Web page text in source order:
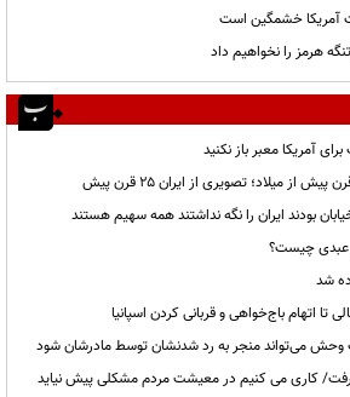
آمریکا خشمگین است
هرمز را نخواهیم داد
آمریکا معبر باز نکنید
بودند ایران را نگه نداشتند همه سهیم هستند
عبدی چیست؟
شد
تا اتهام باج‌خواهی و قربانی کردن اسپانیا
وحش می‌تواند منجر به رد شدنشان توسط مادرشان شود
گرفت/ کاری می کنیم در معیشت مردم مشکلی پیش نیاید